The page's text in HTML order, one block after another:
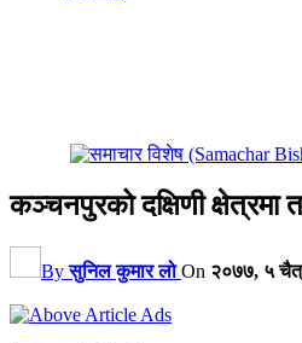
कञ्चनपुरको दक्षिणी क्षेत्रमा
Byसुनिल कुमार लो On २०७७, ५